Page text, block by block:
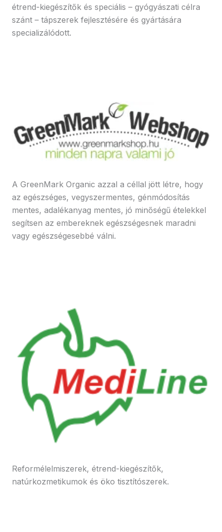
étrend-kiegészítők és speciális – gyógyászati célra
szánt – tápszerek fejlesztésére és gyártására
specializálódott.
A GreenMark Organic azzal a céllal jött létre, hogy
az egészséges, vegyszermentes, génmódosítás
mentes, adalékanyag mentes, jó minőségű ételekkel
segítsen az embereknek egészségesnek maradni
vagy egészségesebbé válni.
Reformélelmiszerek, étrend-kiegészítők,
natúrkozmetikumok és öko tisztítószerek.